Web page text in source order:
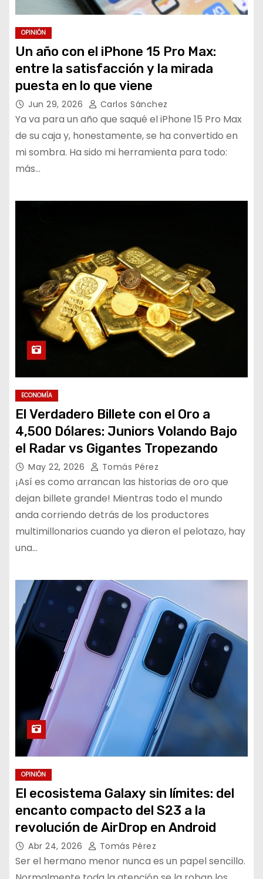
OPINIÓN
Un año con el iPhone 15 Pro Max:
entre la satisfacción y la mirada
puesta en lo que viene
Jun 29, 2026 Carlos Sánchez
Ya va para un año que saqué el iPhone 15 Pro Max
de su caja y, honestamente, se ha convertido en
mi sombra. Ha sido mi herramienta para todo:
más…
ECONOMÍA
El Verdadero Billete con el Oro a
4,500 Dólares: Juniors Volando Bajo
el Radar vs Gigantes Tropezando
May 22, 2026 Tomás Pérez
¡Así es como arrancan las historias de oro que
dejan billete grande! Mientras todo el mundo
anda corriendo detrás de los productores
multimillonarios cuando ya dieron el pelotazo, hay
una…
OPINIÓN
El ecosistema Galaxy sin límites: del
encanto compacto del S23 a la
revolución de AirDrop en Android
Abr 24, 2026 Tomás Pérez
Ser el hermano menor nunca es un papel sencillo.